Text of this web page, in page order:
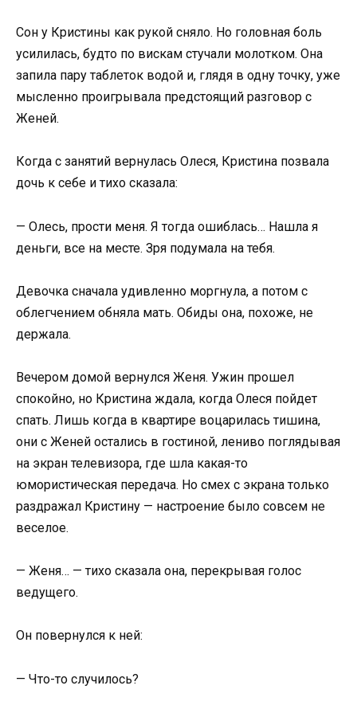
Сон у Кристины как рукой сняло. Но головная боль
усилилась, будто по вискам стучали молотком. Она
запила пару таблеток водой и, глядя в одну точку, уже
мысленно проигрывала предстоящий разговор с
Женей.
Когда с занятий вернулась Олеся, Кристина позвала
дочь к себе и тихо сказала:
— Олесь, прости меня. Я тогда ошиблась… Нашла я
деньги, все на месте. Зря подумала на тебя.
Девочка сначала удивленно моргнула, а потом с
облегчением обняла мать. Обиды она, похоже, не
держала.
Вечером домой вернулся Женя. Ужин прошел
спокойно, но Кристина ждала, когда Олеся пойдет
спать. Лишь когда в квартире воцарилась тишина,
они с Женей остались в гостиной, лениво поглядывая
на экран телевизора, где шла какая-то
юмористическая передача. Но смех с экрана только
раздражал Кристину — настроение было совсем не
веселое.
— Женя… — тихо сказала она, перекрывая голос
ведущего.
Он повернулся к ней:
— Что-то случилось?